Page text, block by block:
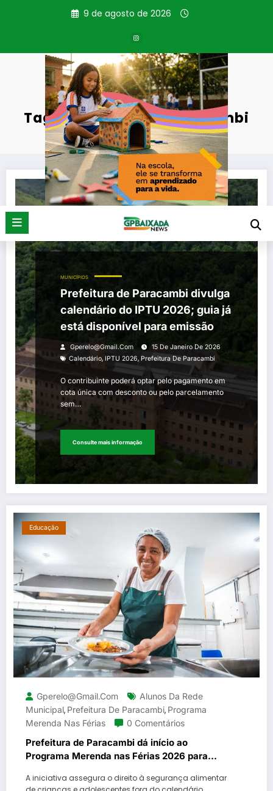
9 de agosto de 2026
Tag: Prefeitura de Paracambi
Página inicial Prefeitura de Paracambi
MUNICÍPIOS
Prefeitura de Paracambi divulga
calendário do IPTU 2026; guia já
está disponível para emissão
Gperelo@gmail.com
15 De Janeiro De 2026
Calendário, IPTU 2026, Prefeitura De Paracambi
O contribuinte poderá optar pelo pagamento em
cota única com desconto ou pelo parcelamento
sem…
Consulte mais informação
Educação
Gperelo@gmail.com
Alunos Da Rede
Municipal, Prefeitura De Paracambi, Programa
Merenda Nas Férias
0 Comentários
Prefeitura de Paracambi dá início ao
Programa Merenda nas Férias 2026 para
A iniciativa assegura o direito à segurança alimentar